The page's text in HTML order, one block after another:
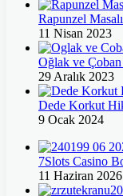
Rapunzel
11 Nisan 2023
Oğlak ve Çoban
29 Aralık 2023
Dede Korkut
9 Ocak 2024
7Slots Casino
11 Haziran 2026